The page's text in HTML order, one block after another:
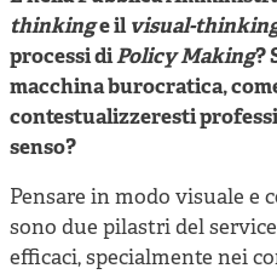
thinkinge ilvisual-
processi diPolicy Making?
macchina burocratica,
contestualizzeresti
senso?
Pensare in modo visuale e
sono due pilastri del
efficaci, specialmente nei